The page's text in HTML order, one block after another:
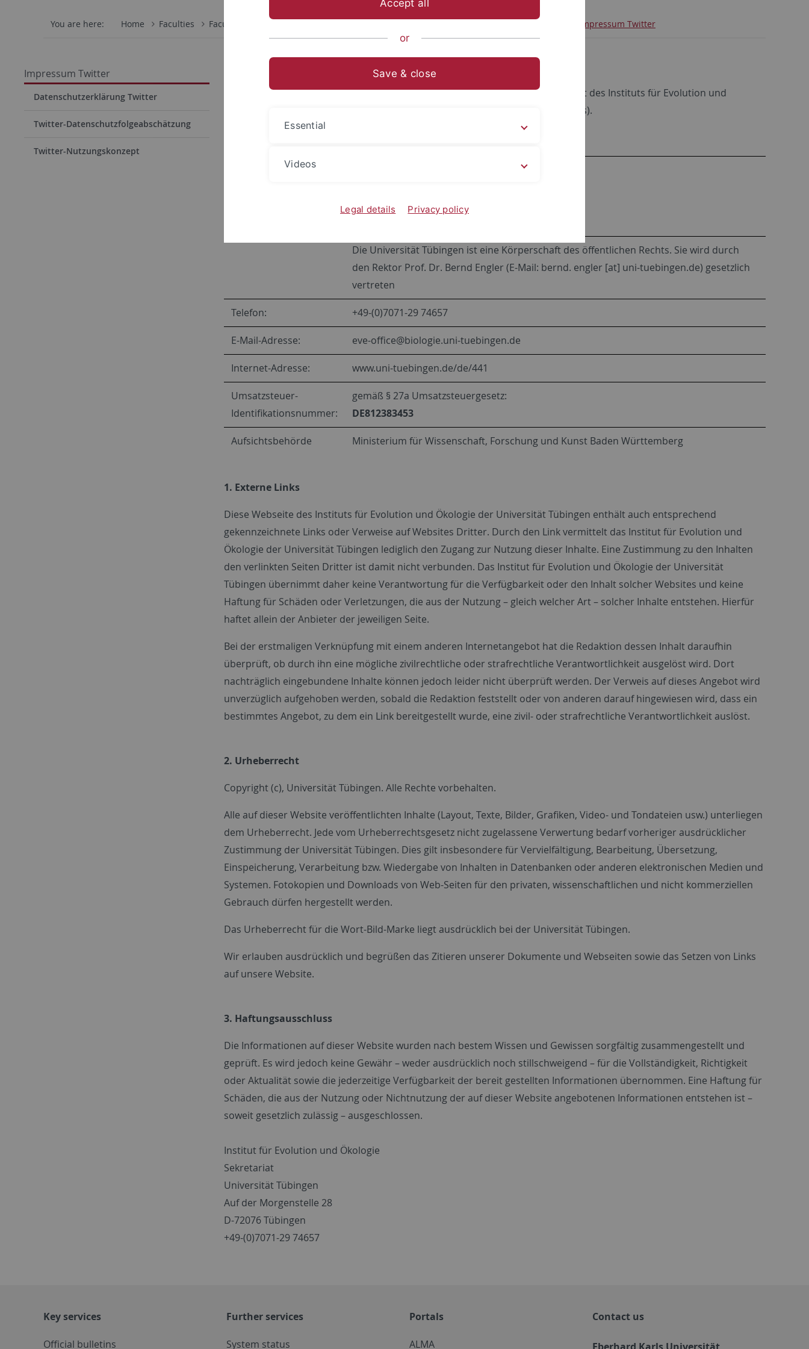
You are here: Home Faculties Faculty of Science Impressum Twitter
Impressum Twitter
Datenschutzerklärung Twitter
Twitter-Datenschutzfolgeabschätzung
Twitter-Nutzungskonzept
Impressum
Bitte beachten Sie: Dieses Impressum gilt für den offiziellen Social Media-Auftritt des Instituts für Evolution und
Ökologie der Universität Tübingen auf Twitter (https://twitter.com/EvE_seminars).
Auf der Morgenstelle 28
Die Universität Tübingen ist eine Körperschaft des öffentlichen Rechts. Sie wird durch
den Rektor Prof. Dr. Bernd Engler (E-Mail: bernd. engler [at] uni-tuebingen.de) gesetzlich
vertreten
Telefon: +49-(0)7071-29 74657
E-Mail-Adresse: eve-office@biologie.uni-tuebingen.de
Internet-Adresse: www.uni-tuebingen.de/de/441
Umsatzsteuer-
Identifikationsnummer:
gemäß § 27a Umsatzsteuergesetz:
DE812383453
Aufsichtsbehörde Ministerium für Wissenschaft, Forschung und Kunst Baden Württemberg
1. Externe Links
Diese Webseite des Instituts für Evolution und Ökologie der Universität Tübingen enthält auch entsprechend
gekennzeichnete Links oder Verweise auf Websites Dritter. Durch den Link vermittelt das Institut für Evolution und
Ökologie der Universität Tübingen lediglich den Zugang zur Nutzung dieser Inhalte. Eine Zustimmung zu den Inhalten
den verlinkten Seiten Dritter ist damit nicht verbunden. Das Institut für Evolution und Ökologie der Universität
Tübingen übernimmt daher keine Verantwortung für die Verfügbarkeit oder den Inhalt solcher Websites und keine
Haftung für Schäden oder Verletzungen, die aus der Nutzung – gleich welcher Art – solcher Inhalte entstehen. Hierfür
haftet allein der Anbieter der jeweiligen Seite.
Bei der erstmaligen Verknüpfung mit einem anderen Internetangebot hat die Redaktion dessen Inhalt daraufhin
überprüft, ob durch ihn eine mögliche zivilrechtliche oder strafrechtliche Verantwortlichkeit ausgelöst wird. Dort
nachträglich eingebundene Inhalte können jedoch leider nicht überprüft werden. Der Verweis auf dieses Angebot wird
unverzüglich aufgehoben werden, sobald die Redaktion feststellt oder von anderen darauf hingewiesen wird, dass ein
bestimmtes Angebot, zu dem ein Link bereitgestellt wurde, eine zivil- oder strafrechtliche Verantwortlichkeit auslöst.
2. Urheberrecht
Copyright (c), Universität Tübingen. Alle Rechte vorbehalten.
Alle auf dieser Website veröffentlichten Inhalte (Layout, Texte, Bilder, Grafiken, Video- und Tondateien usw.) unterliegen
dem Urheberrecht. Jede vom Urheberrechtsgesetz nicht zugelassene Verwertung bedarf vorheriger ausdrücklicher
Zustimmung der Universität Tübingen. Dies gilt insbesondere für Vervielfältigung, Bearbeitung, Übersetzung,
Einspeicherung, Verarbeitung bzw. Wiedergabe von Inhalten in Datenbanken oder anderen elektronischen Medien und
Systemen. Fotokopien und Downloads von Web-Seiten für den privaten, wissenschaftlichen und nicht kommerziellen
Gebrauch dürfen hergestellt werden.
Das Urheberrecht für die Wort-Bild-Marke liegt ausdrücklich bei der Universität Tübingen.
Wir erlauben ausdrücklich und begrüßen das Zitieren unserer Dokumente und Webseiten sowie das Setzen von Links
auf unsere Website.
3. Haftungsausschluss
Die Informationen auf dieser Website wurden nach bestem Wissen und Gewissen sorgfältig zusammengestellt und
geprüft. Es wird jedoch keine Gewähr – weder ausdrücklich noch stillschweigend – für die Vollständigkeit, Richtigkeit
oder Aktualität sowie die jederzeitige Verfügbarkeit der bereit gestellten Informationen übernommen. Eine Haftung für
Schäden, die aus der Nutzung oder Nichtnutzung der auf dieser Website angebotenen Informationen entstehen ist –
soweit gesetzlich zulässig – ausgeschlossen.
Institut für Evolution und Ökologie
Sekretariat
Universität Tübingen
Auf der Morgenstelle 28
D-72076 Tübingen
+49-(0)7071-29 74657
Key services
Official bulletins
Further services
System status
Portals
ALMA
Contact us
Eberhard Karls Universität
Accept all
or
Save & close
Essential
Videos
Legal details Privacy policy